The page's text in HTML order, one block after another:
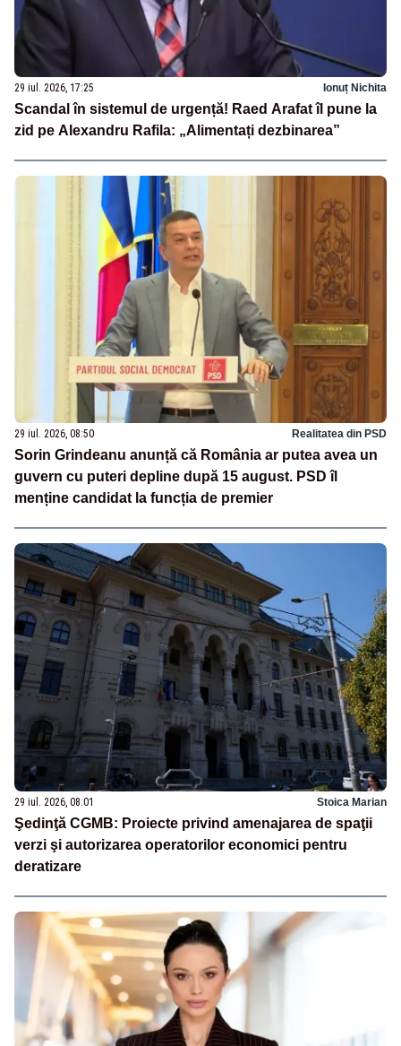
29 iul. 2026, 17:25 Ionuț Nichita
Scandal în sistemul de urgență! Raed Arafat îl pune la
zid pe Alexandru Rafila: „Alimentați dezbinarea”
29 iul. 2026, 08:50 Realitatea din PSD
Sorin Grindeanu anunță că România ar putea avea un
guvern cu puteri depline după 15 august. PSD îl
menține candidat la funcția de premier
29 iul. 2026, 08:01 Stoica Marian
Şedinţă CGMB: Proiecte privind amenajarea de spaţii
verzi şi autorizarea operatorilor economici pentru
deratizare